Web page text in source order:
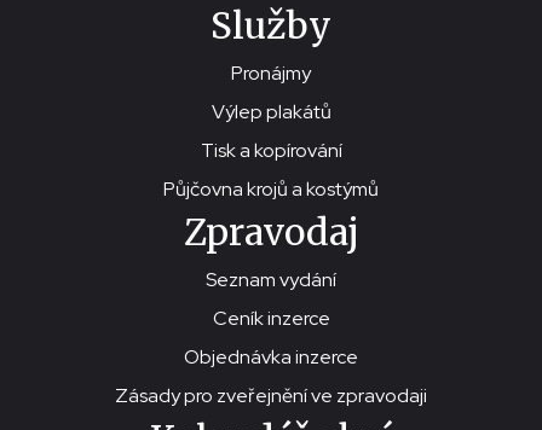
Služby
Pronájmy
Výlep plakátů
Tisk a kopírování
Půjčovna krojů a kostýmů
Zpravodaj
Seznam vydání
Ceník inzerce
Objednávka inzerce
Zásady pro zveřejnění ve zpravodaji